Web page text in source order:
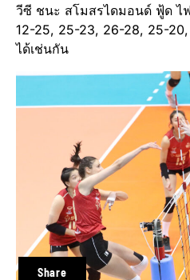
Share
วีซี ชนะ สโมสรไดมอนด์ ฟู้ด ไ
12-25, 25-23, 26-28, 25-
ได้เ